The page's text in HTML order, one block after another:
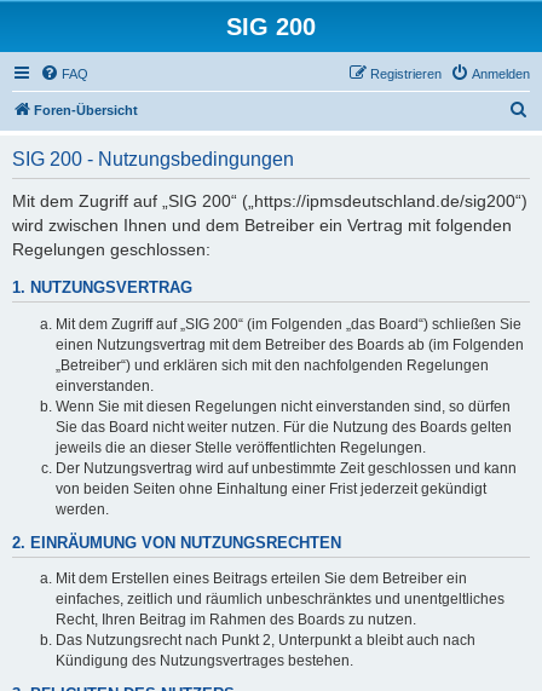
SIG 200
FAQ Anmelden
Registrieren
Foren-Übersicht
SIG 200 - Nutzungsbedingungen
Mit dem Zugriff auf „SIG 200“ („https://ipmsdeutschland.de/sig200“)
wird zwischen Ihnen und dem Betreiber ein Vertrag mit folgenden
Regelungen geschlossen:
1. NUTZUNGSVERTRAG
Mit dem Zugriff auf „SIG 200“ (im Folgenden „das Board“) schließen Sie
einen Nutzungsvertrag mit dem Betreiber des Boards ab (im Folgenden
„Betreiber“) und erklären sich mit den nachfolgenden Regelungen
einverstanden.
Wenn Sie mit diesen Regelungen nicht einverstanden sind, so dürfen
Sie das Board nicht weiter nutzen. Für die Nutzung des Boards gelten
jeweils die an dieser Stelle veröffentlichten Regelungen.
Der Nutzungsvertrag wird auf unbestimmte Zeit geschlossen und kann
von beiden Seiten ohne Einhaltung einer Frist jederzeit gekündigt
werden.
2. EINRÄUMUNG VON NUTZUNGSRECHTEN
Mit dem Erstellen eines Beitrags erteilen Sie dem Betreiber ein
einfaches, zeitlich und räumlich unbeschränktes und unentgeltliches
Recht, Ihren Beitrag im Rahmen des Boards zu nutzen.
Das Nutzungsrecht nach Punkt 2, Unterpunkt a bleibt auch nach
Kündigung des Nutzungsvertrages bestehen.